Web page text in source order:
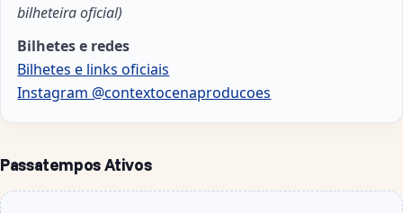
bilheteira oficial)
Bilhetes e redes
Bilhetes e links oficiais
Instagram @contextocenaproducoes
Passatempos Ativos